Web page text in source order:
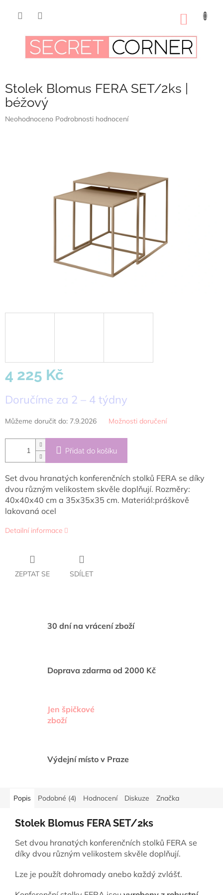
Stolek Blomus FERA SET/2ks |
béžový
Průměrné
Neohodnoceno Podrobnosti hodnocení
4 225 Kč
cena:
Doručíme za 2 – 4 týdny
Můžeme doručit do: 7.9.2026 Možnosti doručení
Přidat do košíku
Set dvou hranatých konferenčních stolků FERA se díky
dvou různým velikostem skvěle doplňují. Rozměry:
40x40x40 cm a 35x35x35 cm. Materiál:práškově
lakovaná ocel
Detailní informace
ZEPTAT SE SDÍLET
30 dní na vrácení zboží
Doprava zdarma od 2000 Kč
Jen špičkové
zboží
Výdejní místo v Praze
Popis Podobné (4) Hodnocení Diskuze Značka
Stolek Blomus FERA SET/2ks
Set dvou hranatých konferenčních stolků FERA se
díky dvou různým velikostem skvěle doplňují.
Lze je použít dohromady anebo každý zvlášť.